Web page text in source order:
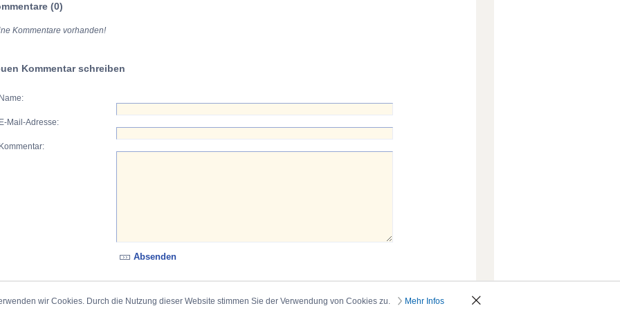
(0)
Kommentare vorhanden!
Kommentar schreiben
Mail-Adresse:
wir Cookies. Durch die Nutzung dieser Website stimmen Sie der Verwendung von Cookies zu. Mehr Infos